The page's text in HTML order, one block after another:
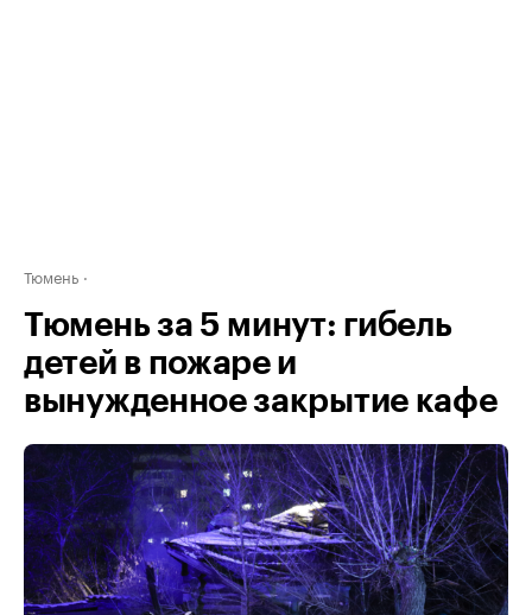
Тюмень
Тюмень за 5 минут: гибель
детей в пожаре и
вынужденное закрытие кафе